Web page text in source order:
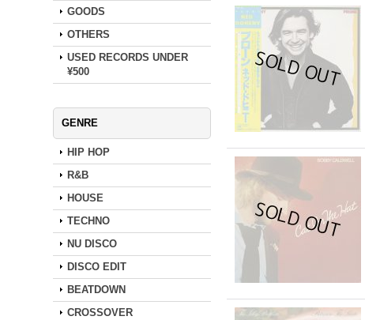
GOODS
OTHERS
USED RECORDS UNDER
¥500
GENRE
HIP HOP
R&B
HOUSE
TECHNO
NU DISCO
DISCO EDIT
BEATDOWN
CROSSOVER